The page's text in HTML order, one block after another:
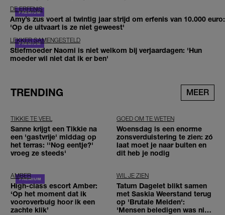
DE ERFENIS
Amy’s zus voert al twintig jaar strijd om erfenis van 10.000 euro:
'Op de uitvaart is ze niet geweest'
LEKKER SAMENGESTELD
Stiefmoeder Naomi is niet welkom bij verjaardagen: 'Hun
moeder wil niet dat ik er ben'
TRENDING MEER
TIKKIE TE VEEL
Sanne krijgt een Tikkie na
een 'gastvrije' middag op
het terras: ''Nog eentje?'
vroeg ze steeds'
GOED OM TE WETEN
Woensdag is een enorme
zonsverduistering te zien: zó
laat moet je naar buiten en
dit heb je nodig
AMBER
High-class escort Amber:
‘Op het moment dat ik
vooroverbuig hoor ik een
zachte klik’
WIL JE ZIEN
Tatum Dagelet blikt samen
met Saskia Weerstand terug
op 'Brutale Meiden':
'Mensen beledigen was niet